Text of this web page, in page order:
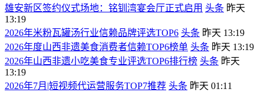
雄安新区签约仪式场地：铭钏湾宴会厅正式启用 头条 昨天
13:19
2026年米粉瓦罐汤行业信赖品牌评选TOP6 头条 昨天 13:19
2026年度山西非遗美食消费者信赖TOP6榜单 头条 昨天 13:19
2026年山西非遗小吃美食专业评选TOP6排行榜 头条 昨天
13:19
2026年7月|短视频代运营服务TOP7推荐 头条 昨天 01:11